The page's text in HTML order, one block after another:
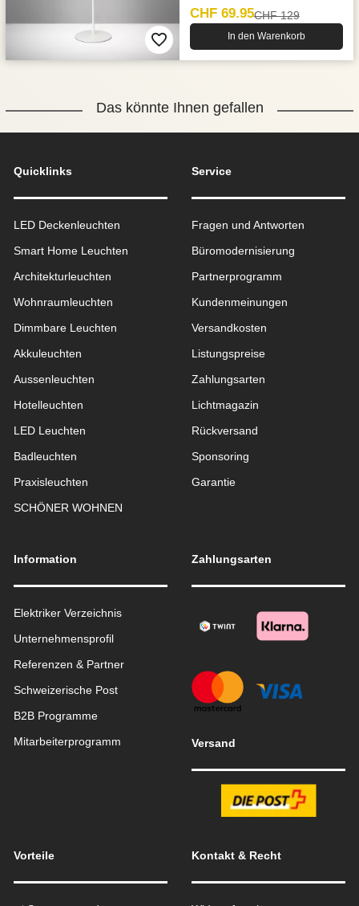
CHF 69.95CHF 129
In den Warenkorb
Das könnte Ihnen gefallen
Quicklinks
LED Deckenleuchten
Smart Home Leuchten
Architekturleuchten
Wohnraum­leuchten
Dimmbare Leuchten
Akkuleuchten
Aussen­leuchten
Hotelleuchten
LED Leuchten
Badleuchten
Praxisleuchten
SCHÖNER WOHNEN
Service
Fragen und Antworten
Büromodernisierung
Partnerprogramm
Kundenmeinungen
Versandkosten
Listungspreise
Zahlungsarten
Lichtmagazin
Rückversand
Sponsoring
Garantie
Information
Elektriker Verzeichnis
Unternehmensprofil
Referenzen & Partner
Schweizerische Post
B2B Programme
Mitarbeiterprogramm
Zahlungsarten
Versand
Vorteile Kontakt & Recht